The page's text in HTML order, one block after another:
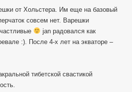
от Хольстера. Им еще на базовый
совсем нет. Варешки
jan радовался как
:). После 4-х лет на экваторе –
тибетской свастикой